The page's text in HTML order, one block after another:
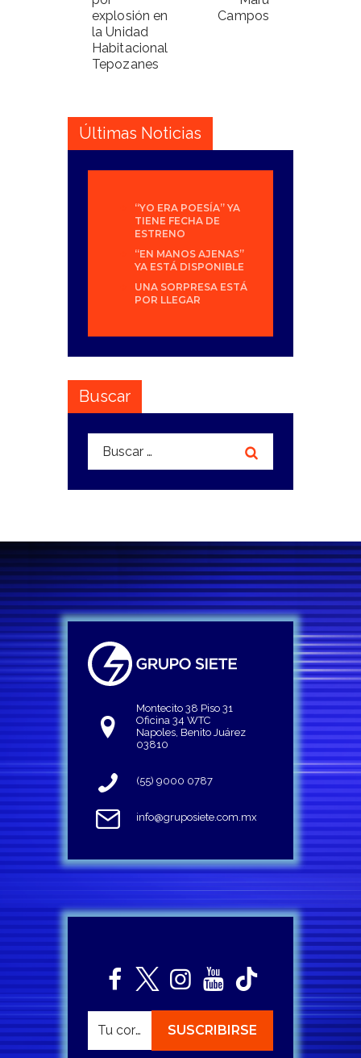
explosión en
la Unidad
Habitacional
Tepozanes
Campos
Últimas Noticias
“YO ERA POESÍA” YA
TIENE FECHA DE
ESTRENO
“EN MANOS AJENAS”
YA ESTÁ DISPONIBLE
UNA SORPRESA ESTÁ
POR LLEGAR
Buscar
Buscar:
Montecito 38 Piso 31
Oficina 34 WTC
Napoles, Benito Juárez
03810
(55) 9000 0787
info@gruposiete.com.mx